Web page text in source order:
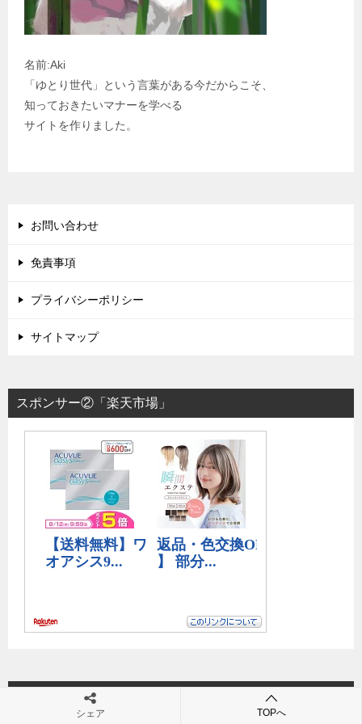
名前:Aki
「ゆとり世代」という言葉がある今だからこそ、
知っておきたいマナーを学べる
サイトを作りました。
お問い合わせ
免責事項
プライバシーポリシー
サイトマップ
スポンサー②「楽天市場」
シェア TOPへ